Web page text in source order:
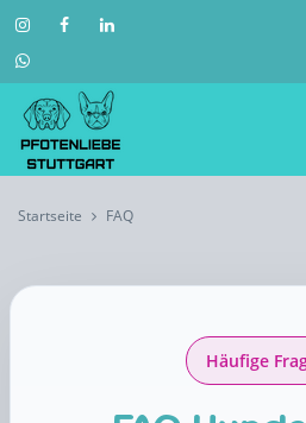
Startseite FAQ
Häufige